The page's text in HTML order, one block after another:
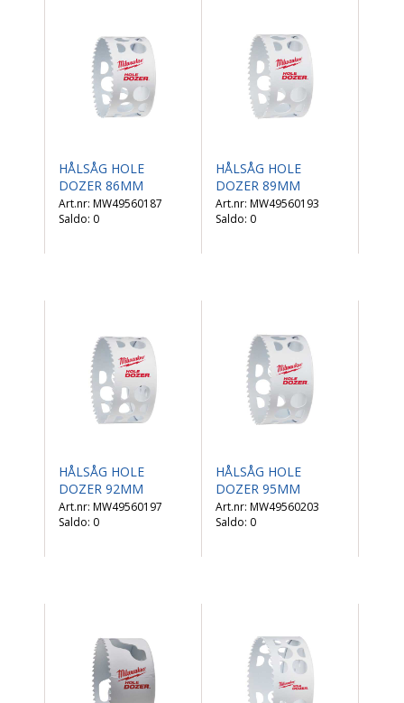
HÅLSÅG HOLE
DOZER 86MM
MW49560187
Saldo: 0
HÅLSÅG HOLE
DOZER 89MM
MW49560193
Saldo: 0
HÅLSÅG HOLE
DOZER 92MM
MW49560197
Saldo: 0
HÅLSÅG HOLE
DOZER 95MM
MW49560203
Saldo: 0